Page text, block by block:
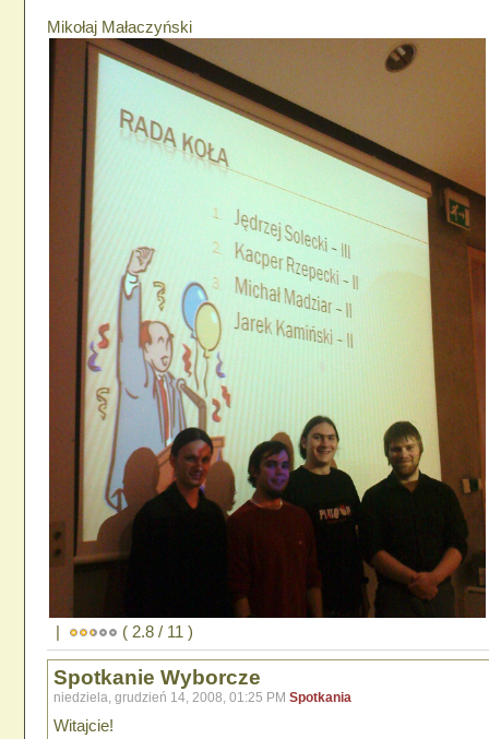
Mikołaj Małaczyński
| ( 2.8 / 11 )
Spotkanie Wyborcze
niedziela, grudzień 14, 2008, 01:25 PM Spotkania
Witajcie!